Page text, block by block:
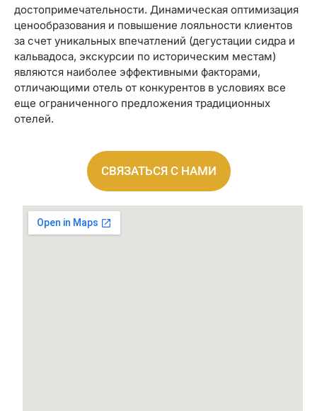
достопримечательности. Динамическая оптимизация
ценообразования и повышение лояльности клиентов
за счет уникальных впечатлений (дегустации сидра и
кальвадоса, экскурсии по историческим местам)
являются наиболее эффективными факторами,
отличающими отель от конкурентов в условиях все
еще ограниченного предложения традиционных
отелей.
СВЯЗАТЬСЯ С НАМИ